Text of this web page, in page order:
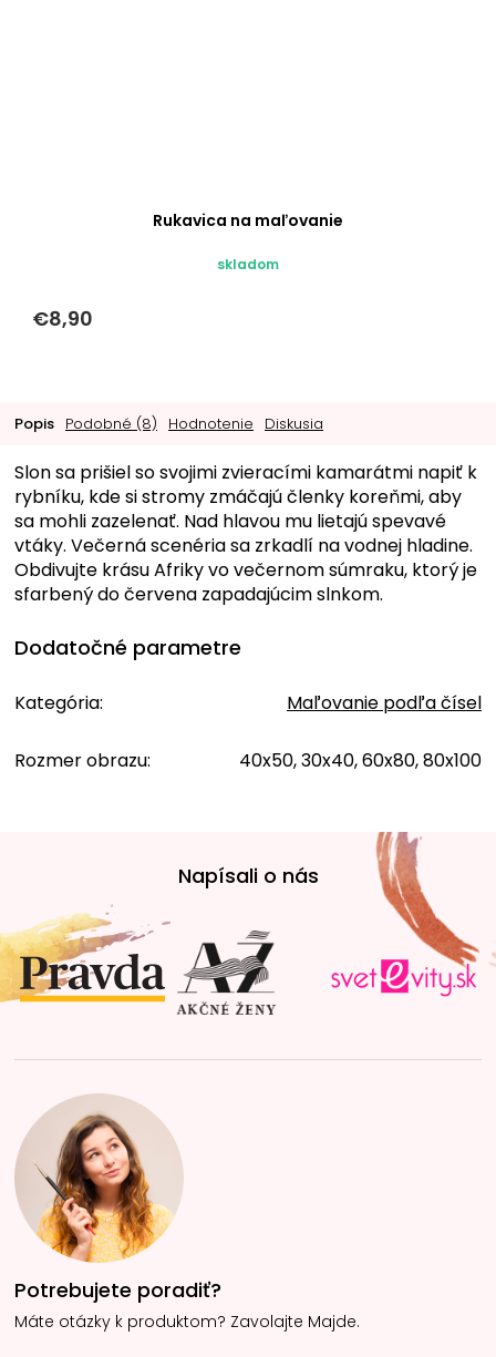
Rukavica na maľovanie
skladom
€8,90
Popis Podobné (8) Hodnotenie Diskusia
Slon sa prišiel so svojimi zvieracími kamarátmi napiť k
rybníku, kde si stromy zmáčajú členky koreňmi, aby
sa mohli zazelenať. Nad hlavou mu lietajú spevavé
vtáky. Večerná scenéria sa zrkadlí na vodnej hladine.
Obdivujte krásu Afriky vo večernom súmraku, ktorý je
sfarbený do červena zapadajúcim slnkom.
Dodatočné parametre
Kategória: Maľovanie podľa čísel
Rozmer obrazu: 40x50, 30x40, 60x80, 80x100
t
i
e
Napísali o nás
Potrebujete poradiť?
Máte otázky k produktom? Zavolajte Majde.